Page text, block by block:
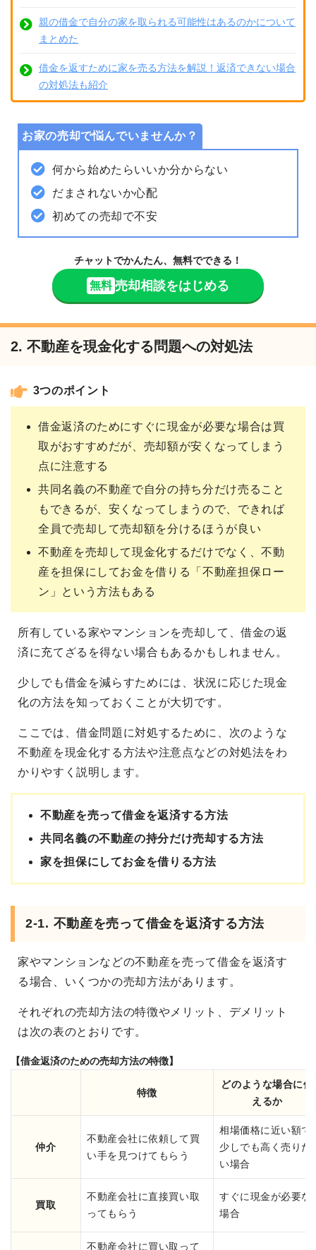
親の借金で自分の家を取られる可能性はあるのかについて
まとめた
借金を返すために家を売る方法を解説！返済できない場合
の対処法も紹介
お家の売却で悩んでいませんか？
何から始めたらいいか分からない
だまされないか心配
初めての売却で不安
チャットでかんたん、無料でできる！
無料 売却相談をはじめる
2. 不動産を現金化する問題への対処法
3つのポイント
借金返済のためにすぐに現金が必要な場合は買
取がおすすめだが、売却額が安くなってしまう
点に注意する
共同名義の不動産で自分の持ち分だけ売ること
もできるが、安くなってしまうので、できれば
全員で売却して売却額を分けるほうが良い
不動産を売却して現金化するだけでなく、不動
産を担保にしてお金を借りる「不動産担保ロー
ン」という方法もある
所有している家やマンションを売却して、借金の返
済に充てざるを得ない場合もあるかもしれません。
少しでも借金を減らすためには、状況に応じた現金
化の方法を知っておくことが大切です。
ここでは、借金問題に対処するために、次のような
不動産を現金化する方法や注意点などの対処法をわ
かりやすく説明します。
不動産を売って借金を返済する方法
共同名義の不動産の持分だけ売却する方法
家を担保にしてお金を借りる方法
2-1. 不動産を売って借金を返済する方法
家やマンションなどの不動産を売って借金を返済す
る場合、いくつかの売却方法があります。
それぞれの売却方法の特徴やメリット、デメリット
は次の表のとおりです。
【借金返済のための売却方法の特徴】
特徴
どのような場合に使
えるか
仲介
不動産会社に依頼して買
い手を見つけてもらう
相場価格に近い額で
少しでも高く売りた
い場合
買取
不動産会社に直接買い取
ってもらう
すぐに現金が必要な
場合
不動産会社に買い取って